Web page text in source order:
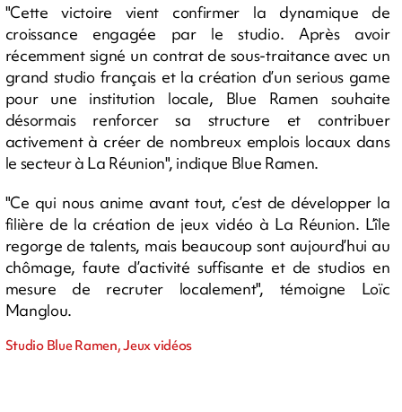
"Cette victoire vient confirmer la dynamique de
croissance engagée par le studio. Après avoir
récemment signé un contrat de sous-traitance avec un
grand studio français et la création d’un serious game
pour une institution locale, Blue Ramen souhaite
désormais renforcer sa structure et contribuer
activement à créer de nombreux emplois locaux dans
le secteur à La Réunion", indique Blue Ramen.
"Ce qui nous anime avant tout, c’est de développer la
filière de la création de jeux vidéo à La Réunion. L’île
regorge de talents, mais beaucoup sont aujourd’hui au
chômage, faute d’activité suffisante et de studios en
mesure de recruter localement", témoigne Loïc
Manglou.
Studio Blue Ramen, Jeux vidéos